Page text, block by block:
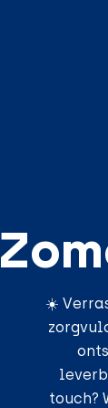
☀️
touch?